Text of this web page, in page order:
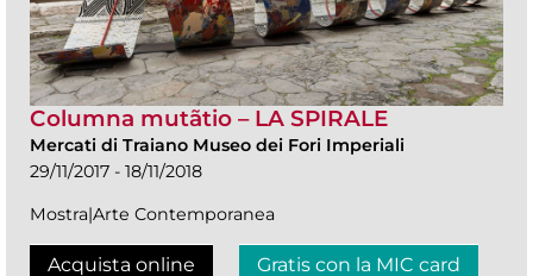
Columna mutãtio – LA SPIRALE
Mercati di Traiano Museo dei Fori Imperiali
29/11/2017 - 18/11/2018
Mostra|Arte Contemporanea
Acquista online Gratis con la MIC card